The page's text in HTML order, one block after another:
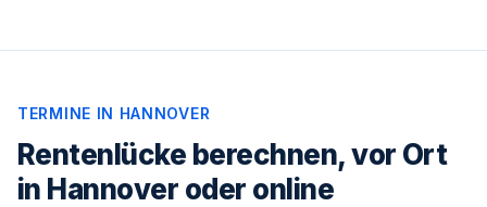
TERMINE IN HANNOVER
Rentenlücke berechnen, vor Ort
in Hannover oder online